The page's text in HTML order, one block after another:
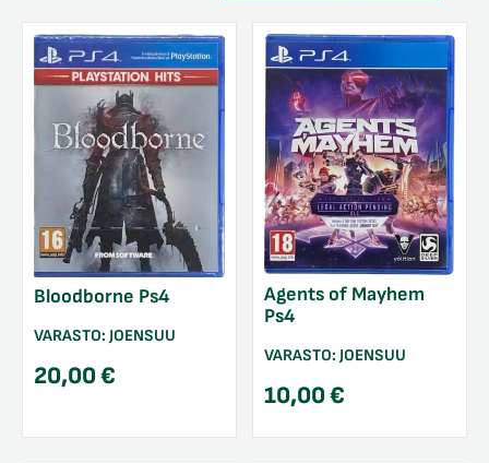
Bloodborne Ps4
VARASTO: JOENSUU
20,00€
Agents of Mayhem
Ps4
VARASTO: JOENSUU
10,00€